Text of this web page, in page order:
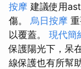
按摩 建議使用
傷。 烏日按摩
以覆蓋。 現代簡
保護陽光下，呆
線保護也有所幫